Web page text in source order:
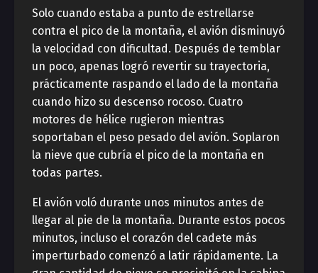
Solo cuando estaba a punto de estrellarse
contra el pico de la montaña, el avión disminuyó
la velocidad con dificultad. Después de temblar
un poco, apenas logró revertir su trayectoria,
prácticamente raspando el lado de la montaña
cuando hizo su descenso rocoso. Cuatro
motores de hélice rugieron mientras
soportaban el peso pesado del avión. Soplaron
la nieve que cubría el pico de la montaña en
todas partes.
El avión voló durante unos minutos antes de
llegar al pie de la montaña. Durante estos pocos
minutos, incluso el corazón del cadete más
imperturbado comenzó a latir rápidamente. La